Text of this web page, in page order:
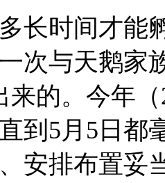
长时间才能
次与天鹅家
来的。今年（
到 5 月 5 日都
安排布置妥